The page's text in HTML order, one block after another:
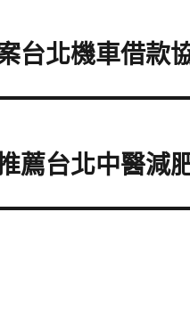
台北機車借款
薦台北中醫減